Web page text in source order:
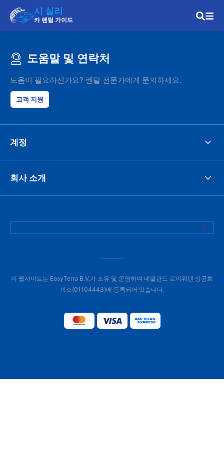
시 실리
카 렌털 가이드
도움말 및 연락처
도움이 필요하신가요? 렌탈 전문가에게 문의하세요.
고객 지원
계정
회사 소개
이 웹사이트는 EasyTerra B.V.가 소유 및 운영하며 네덜란드 로이워덴 상공회
의소(01104443)에 등록되어 있습니다.